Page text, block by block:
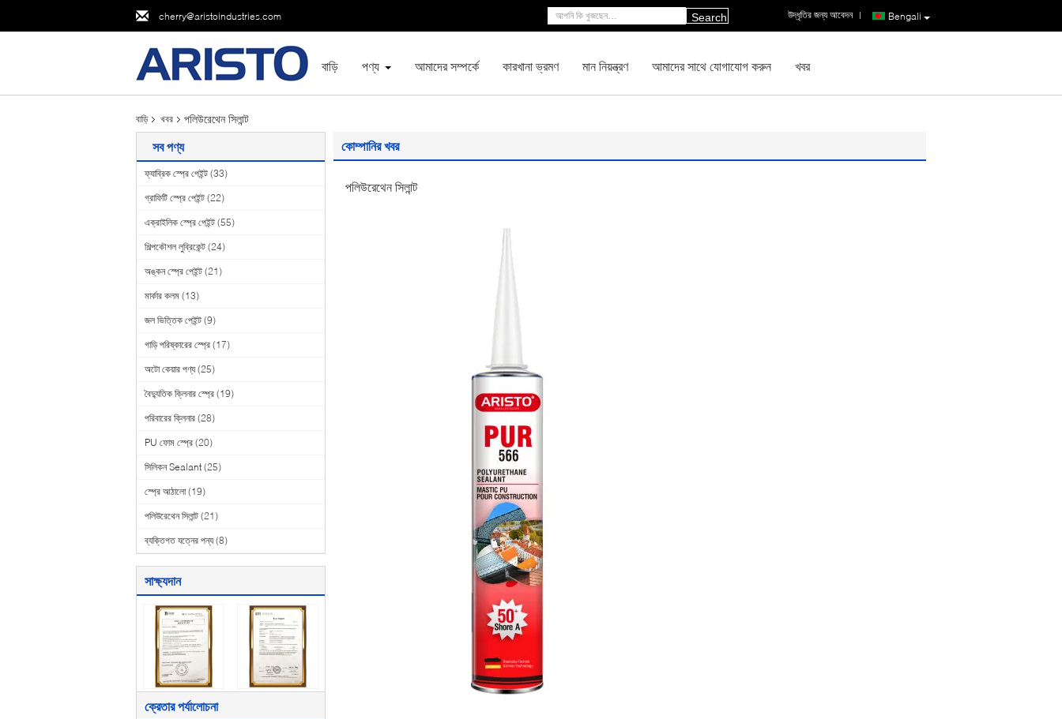
cherry@aristoindustries.com Bengali
উদ্ধৃতির জন্য আবেদন |
Search
বাড়ি পণ্য আমাদের সম্পর্কে কারখানা ভ্রমণ মান নিয়ন্ত্রণ আমাদের সাথে যোগাযোগ করুন খবর
বাড়ি খবর পলিউরেথেন সিলান্ট
সব পণ্য
ফ্যাব্রিক স্প্রে পেইন্ট (33)
গ্রাফিটি স্প্রে পেইন্ট (22)
এক্রাইলিক স্প্রে পেইন্ট (55)
শিল্পকৌশল লুব্রিকেন্ট (24)
অঙ্কন স্প্রে পেইন্ট (21)
মার্কার কলম (13)
জল ভিত্তিক পেইন্ট (9)
গাড়ি পরিষ্কারের স্প্রে (17)
অটো কেয়ার পণ্য (25)
বৈদ্যুতিক ক্লিনার স্প্রে (19)
পরিবারের ক্লিনার (28)
PU ফোম স্প্রে (20)
সিলিকন Sealant (25)
স্প্রে আঠালো (19)
পলিউরেথেন সিলান্ট (21)
ব্যক্তিগত যত্নের পন্য (8)
সাক্ষ্যদান
ক্রেতার পর্যালোচনা
কোম্পানির খবর
পলিউরেথেন সিলান্ট